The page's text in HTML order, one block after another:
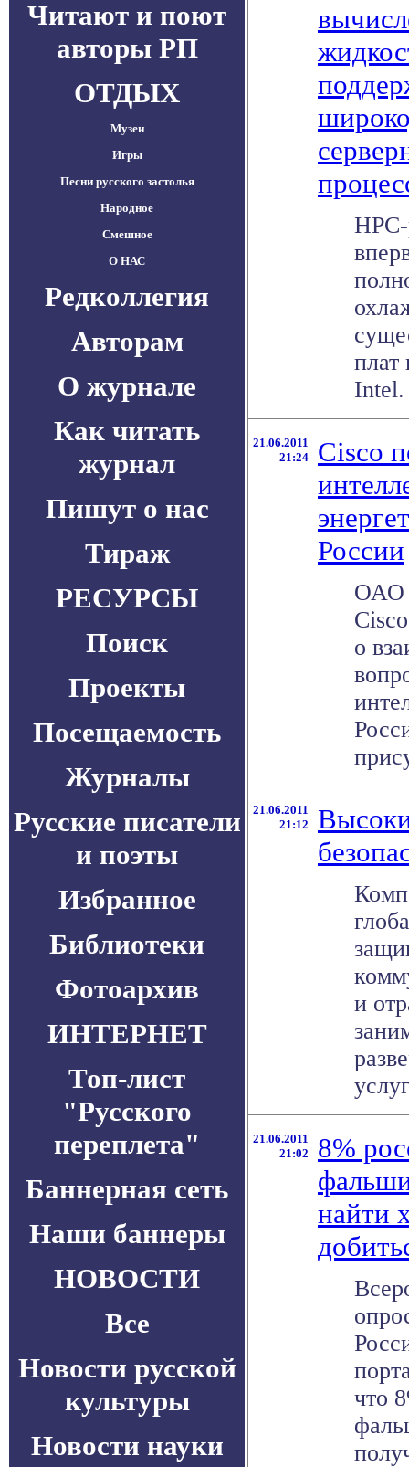
Читают и поют
авторы РП
ОТДЫХ
Музеи
Игры
Песни русского застолья
Народное
Смешное
О НАС
Редколлегия
Авторам
О журнале
Как читать
журнал
Пишут о нас
Тираж
РЕСУРСЫ
Поиск
Проекты
Посещаемость
Журналы
Русские писатели
и поэты
Избранное
Библиотеки
Фотоархив
ИНТЕРНЕТ
Топ-лист
"Русского
переплета"
Баннерная сеть
Наши баннеры
НОВОСТИ
Все
Новости русской
культуры
Новости науки
плат
Intel.
21.06.2011
21:24
Cisco
России
ОАО
о
21.06.2011
21:12
и
21.06.2011
21:02
8%
найти
что